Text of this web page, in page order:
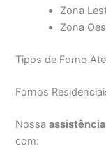
Zona
Zona
Tipos de Forno
Fornos
Nossa
com: